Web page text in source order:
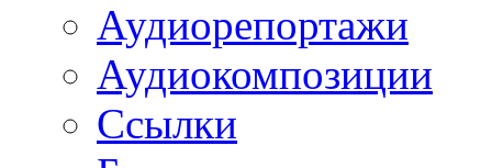
Аудиорепортажи
Аудиокомпозиции
Ссылки